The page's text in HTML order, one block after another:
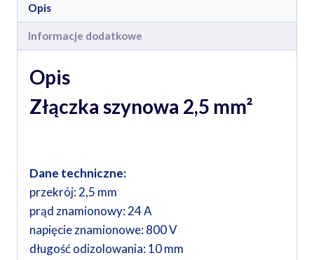
Opis
Informacje dodatkowe
Opis
Złączka szynowa 2,5 mm²
Dane techniczne:
przekrój: 2,5 mm
prąd znamionowy: 24 A
napięcie znamionowe: 800 V
długość odizolowania: 10 mm